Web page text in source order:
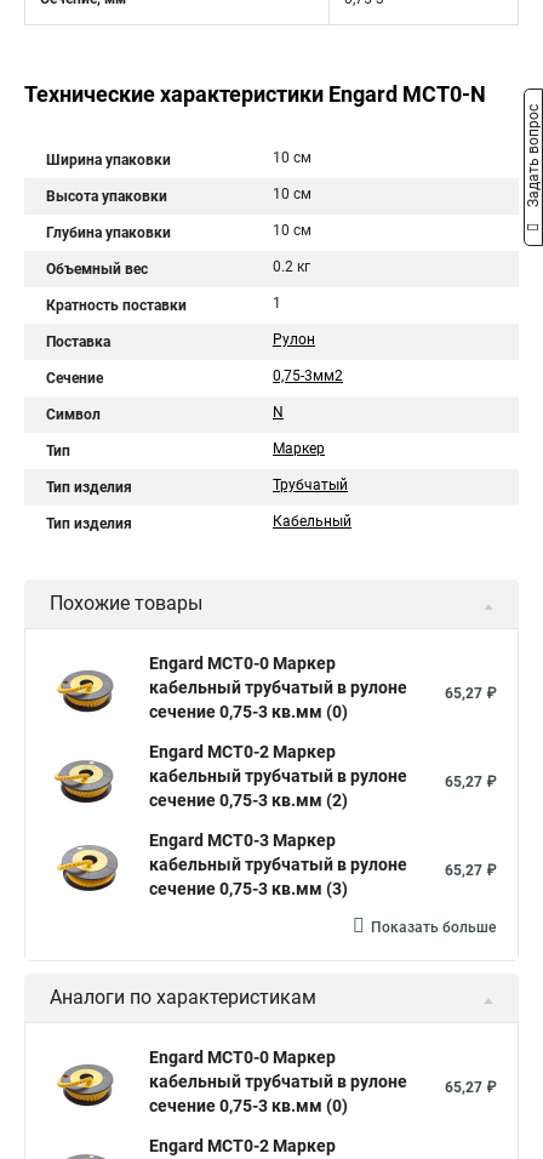
Технические характеристики Engard МСТ0-N
Ширина упаковки 10 см
Высота упаковки 10 см
Глубина упаковки 10 см
Объемный вес 0.2 кг
Кратность поставки 1
Поставка Рулон
Сечение 0,75-3мм2
Символ N
Тип Маркер
Тип изделия Трубчатый
Тип изделия Кабельный
Похожие товары
Engard MCT0-0 Маркер
кабельный трубчатый в рулоне
сечение 0,75-3 кв.мм (0)
65,27 ₽
Engard MCT0-2 Маркер
кабельный трубчатый в рулоне
сечение 0,75-3 кв.мм (2)
65,27 ₽
Engard MCT0-3 Маркер
кабельный трубчатый в рулоне
сечение 0,75-3 кв.мм (3)
65,27 ₽
Показать больше
Аналоги по характеристикам
Engard MCT0-0 Маркер
кабельный трубчатый в рулоне
сечение 0,75-3 кв.мм (0)
65,27 ₽
Engard MCT0-2 Маркер
Задать вопрос